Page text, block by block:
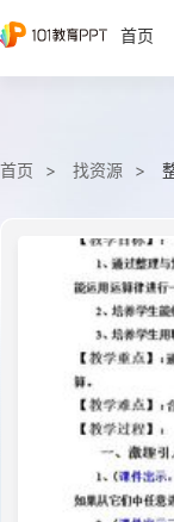
首页
首页 找资源